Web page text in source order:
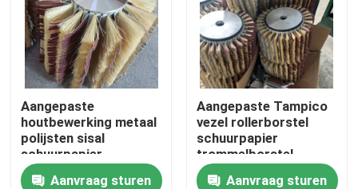
Thuis
Aangepaste
houtbewerking metaal
polijsten sisal
schuurpapier
rolborstel
Aanvraag sturen
Aangepaste Tampico
vezel rollerborstel
schuurpapier
trommelborstel
Aanvraag sturen